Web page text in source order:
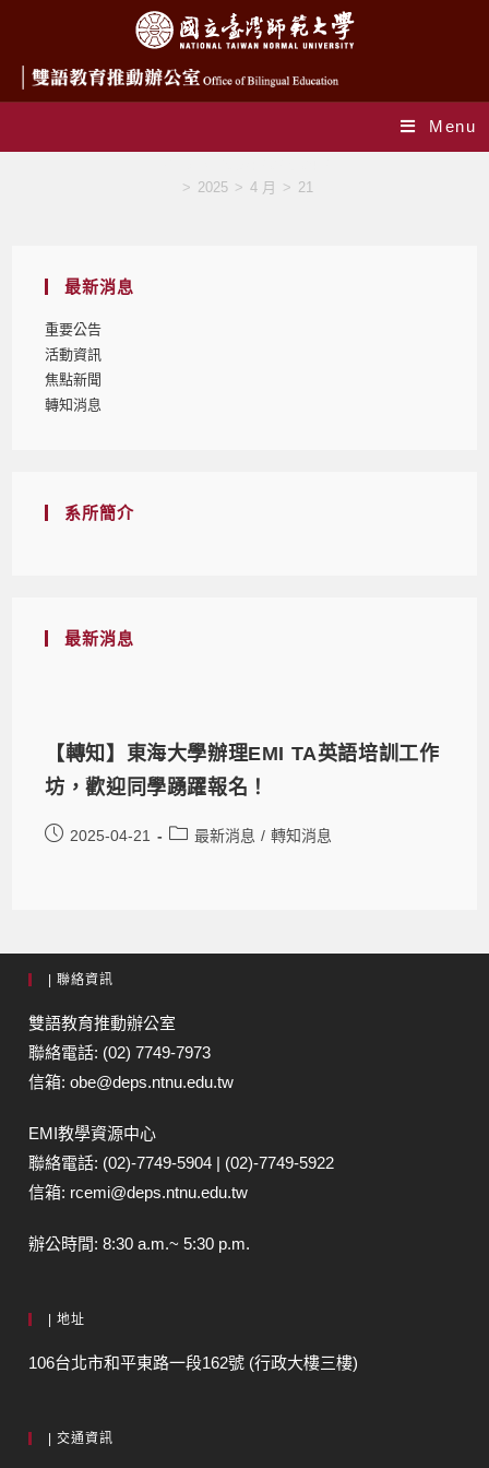
Menu
> 2025 > 4 月 > 21
最新消息
重要公告
活動資訊
焦點新聞
轉知消息
系所簡介
最新消息
【轉知】東海大學辦理EMI TA英語培訓工作
坊，歡迎同學踴躍報名！
2025-04-21 最新消息 / 轉知消息
| 聯絡資訊
雙語教育推動辦公室
聯絡電話: (02) 7749-7973
信箱: obe@deps.ntnu.edu.tw
EMI教學資源中心
聯絡電話: (02)-7749-5904 | (02)-7749-5922
信箱: rcemi@deps.ntnu.edu.tw
辦公時間: 8:30 a.m.~ 5:30 p.m.
| 地址
106台北市和平東路一段162號 (行政大樓三樓)
| 交通資訊